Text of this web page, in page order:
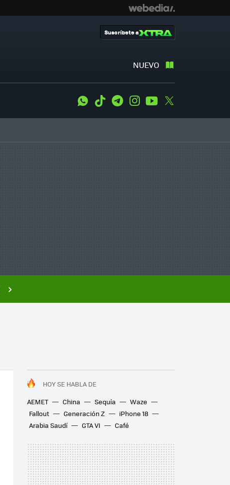
NUEVO
Suscríbete a
WhatsApp
Tiktok TelegramInstagramYoutube
HOY SE HABLA DE
AEMET
China Sequía
Waze
Fallout
Generación Z
iPhone 18
Arabia Saudí
GTA VI Café